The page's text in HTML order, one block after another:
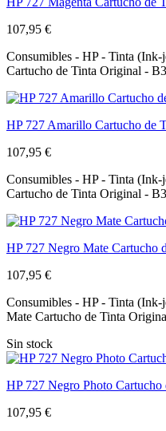
107,95 €
Consumibles - HP - Tinta
Cartucho de Tinta Original -
HP 727 Amarillo Cartucho de
107,95 €
Consumibles - HP - Tinta
Cartucho de Tinta Original -
HP 727 Negro Mate Cartucho
107,95 €
Consumibles - HP - Tinta
Mate Cartucho de Tinta
Sin stock
HP 727 Negro Photo
107,95 €